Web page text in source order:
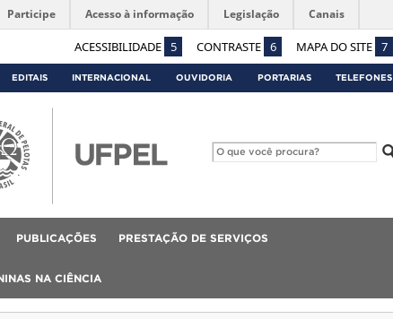
ACESSIBILIDADE 5 CONTRASTE 6 MAPA DO SITE 7
Participe Acesso à informação Legislação Canais
EDITAIS INTERNACIONAL OUVIDORIA PORTARIAS TELEFONES
PUBLICAÇÕES PRESTAÇÃO DE SERVIÇOS
NA CIÊNCIA